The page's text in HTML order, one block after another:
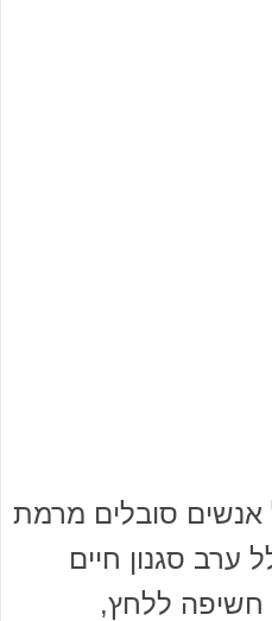
סובלים מרמת
ערב סגנון חיים
חשיפה ללחץ,